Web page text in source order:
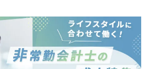
や制度主管での取り組みなどの理解を進める
ことなども積極的に行っている。